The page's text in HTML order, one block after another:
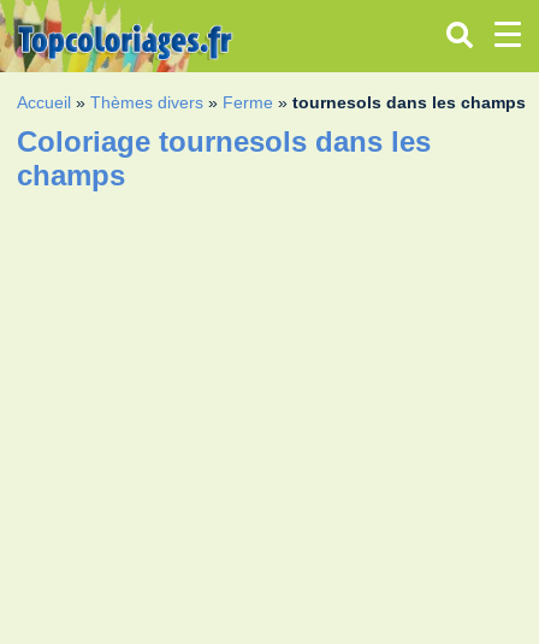
Accueil »Thèmes divers » Ferme »tournesols dans les champs
Coloriage tournesols dans les
champs